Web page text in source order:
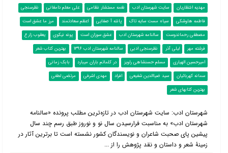
مهدیه انتظاریان
سایت شهرستان ادب نغمه مستشار نظامی علی معلم دامغانی
نظرسنجی
فاطمه هاوشکی
سیاه مست سایه تاک پانته آ صفایی اعظم سعادتمند
مرز ما عشق است
مصطفی رحماندوست
سالنامه شهرستان ادب عشق سوزان است پونه نیکوی
یعقوب زارع
فرشته مهر
لیلی آذر نظرسنجی ادبی سالنامه شهرستان ادب 1396
بهترین کتاب شعر
امیرحسین الهیاری
مسلم حسنشاهی راویز در کلماتم باران میبارد
بابک زمانی
سمانه کهربائیان
سید ضیاالدین شفیعی افراد مهدی اشرفی
مرتضی لطفی
بهترین کتابهای شعر
شهرستان ادب: سایت شهرستان ادب در تازه‌ترین مطلب پرونده «سال‎نامه
شهرستان ادب» به مناسبت فرارسیدن سال نو و نوروز طبق رسم چند سال
پیشین پای صحبت شاعران و نویسندگان کشور نشسته است تا برترین آثار در
زمینۀ شعر و داستان و نقد پژوهش را از ...